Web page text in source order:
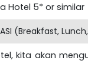
Hotel 5* or similar
(Breakfast,
kita akan